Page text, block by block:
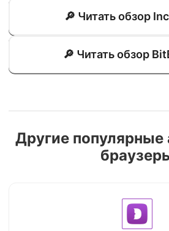
🔎 Читать обзор
🔎 Читать обзор
Другие популярные